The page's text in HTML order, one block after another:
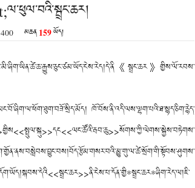
400 མཆན 159ཡོད།
《སྦྲང་ཆར》གྱིས་ལོ་རབས་
ཁོ་བོས་ནི་འདི་ལས་ལྷག་པའི་ཐ་སྙད་ཅིག་རྙེད་